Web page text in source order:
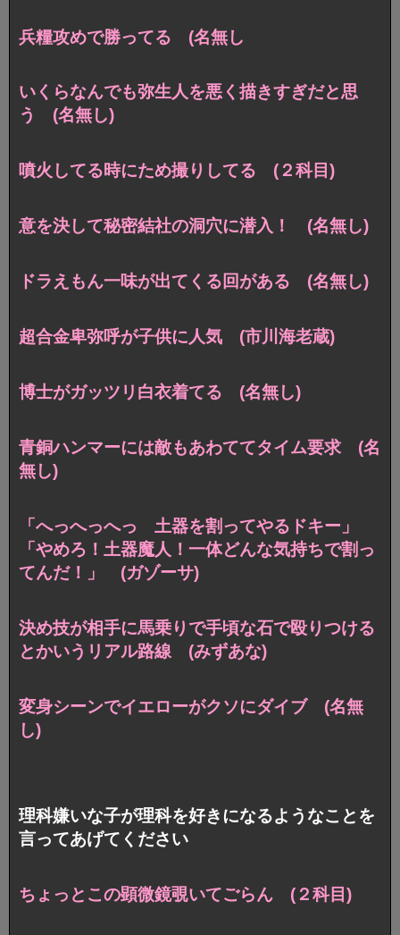
兵糧攻めで勝ってる (名無し
いくらなんでも弥生人を悪く描きすぎだと思
う (名無し)
噴火してる時にため撮りしてる (２科目)
意を決して秘密結社の洞穴に潜入！ (名無し)
ドラえもん一味が出てくる回がある (名無し)
超合金卑弥呼が子供に人気 (市川海老蔵)
博士がガッツリ白衣着てる (名無し)
青銅ハンマーには敵もあわててタイム要求 (名
無し)
「へっへっへっ 土器を割ってやるドキー」
「やめろ！土器魔人！一体どんな気持ちで割っ
てんだ！」 (ガゾーサ)
決め技が相手に馬乗りで手頃な石で殴りつける
とかいうリアル路線 (みずあな)
変身シーンでイエローがクソにダイブ (名無
し)
理科嫌いな子が理科を好きになるようなことを
言ってあげてください
ちょっとこの顕微鏡覗いてごらん (２科目)